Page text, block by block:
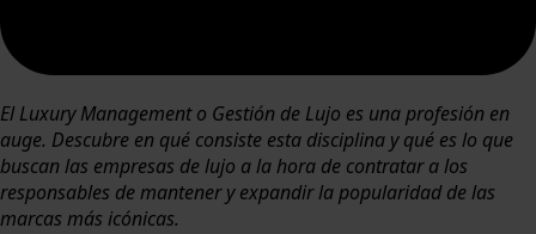
El Luxury Management o Gestión de Lujo es una profesión en
auge. Descubre en qué consiste esta disciplina y qué es lo que
buscan las empresas de lujo a la hora de contratar a los
responsables de mantener y expandir la popularidad de las
marcas más icónicas.